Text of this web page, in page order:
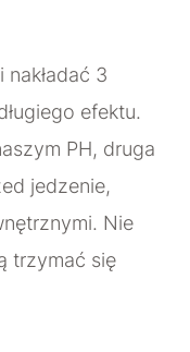
3
efektu.
PH, druga
jedzenie,
Nie
trzymać się